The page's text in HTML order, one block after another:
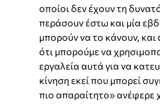
οποίοι δεν έχουν τη
περάσουν έστω και μία
μπορούν να το κάνουν, και
ότι μπορούμε να
εργαλεία αυτά για να
κίνηση εκεί που μπορεί
πιο απαραίτητο» ανέφερε